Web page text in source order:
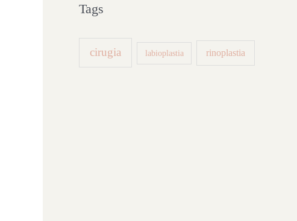
Tags
cirugia labioplastia rinoplastia